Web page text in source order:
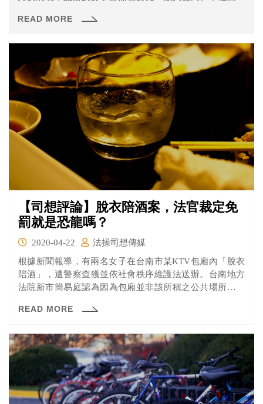
最初步的篩選，導致偶爾還是會有品行有所欠缺的執法者
READ MORE
【司想評論】脫衣陪酒案，法官裁定免
罰就是恐龍嗎？
2020-04-22
法操司想傳媒
根據新聞報導，有兩名女子在台南市某KTV包廂內「脫衣
陪酒」，遭警察查獲並依社會秩序維護法送辦。台南地方
法院新市簡易庭認為因為包廂並非該所稱之公共場所，最
釋給您聽！
READ MORE